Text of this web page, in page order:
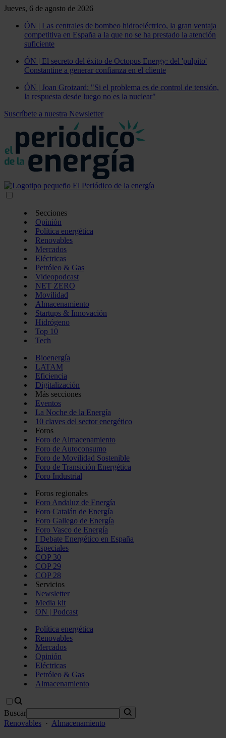
Jueves, 6 de agosto de 2026
ÓN | Las centrales de bombeo hidroeléctrico, la gran ventaja
competitiva en España a la que no se ha prestado la atención
suficiente
ÓN | El secreto del éxito de Octopus Energy: del 'pulpito'
Constantine a generar confianza en el cliente
ÓN | Joan Groizard: "Si el problema es de control de tensión,
la respuesta desde luego no es la nuclear"
Suscríbete a nuestra Newsletter
Secciones
Opinión
Política energética
Renovables
Mercados
Eléctricas
Petróleo & Gas
Videopodcast
NET ZERO
Movilidad
Almacenamiento
Startups & Innovación
Hidrógeno
Top 10
Tech
Bioenergía
LATAM
Eficiencia
Digitalización
Más secciones
Eventos
La Noche de la Energía
10 claves del sector energético
Foros
Foro de Almacenamiento
Foro de Autoconsumo
Foro de Movilidad Sostenible
Foro de Transición Energética
Foro Industrial
Foros regionales
Foro Andaluz de Energía
Foro Catalán de Energía
Foro Gallego de Energía
Foro Vasco de Energía
I Debate Energético en España
Especiales
COP 30
COP 29
COP 28
Servicios
Newsletter
Media kit
ON | Podcast
Política energética
Renovables
Mercados
Opinión
Eléctricas
Petróleo & Gas
Almacenamiento
Buscar
Renovables · Almacenamiento